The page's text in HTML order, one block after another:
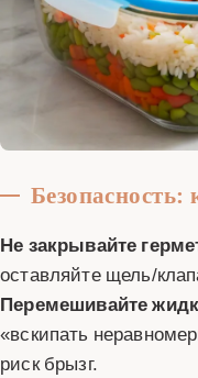
Безопасность:
Не закрывайте
оставляйте щель/
Перемешивайте
«вскипать
риск брызг.